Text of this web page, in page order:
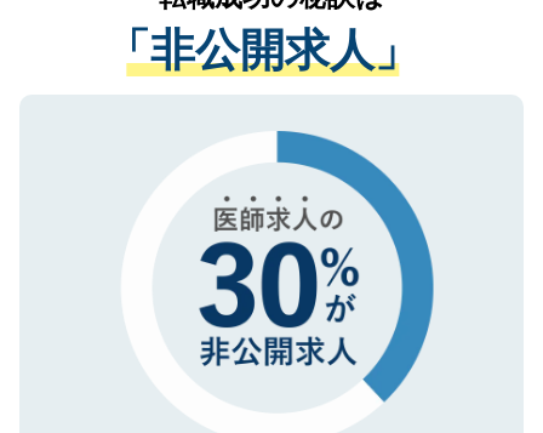
管理基準を満たした事業者のみに付与され
る、プライバシーマークを取得済みです。
ご登録いただいた個人情報は、SSL（デー
で、機密保持に関してもご安心ください。
経験をまじえながら、適切なアドバイスを
させていただきます。すぐにご転職をされ
ない方には、長期的なサポートが可能です
ので、まずはご登録ください。
「非公開求人」